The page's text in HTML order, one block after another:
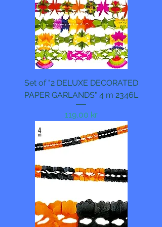
Set of "2 DELUXE DECORATED
PAPER GARLANDS" 4 m 2346L
Pris
119,00 kr